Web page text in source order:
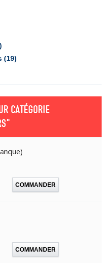
(19)
CATÉGORIE
COMMANDER
COMMANDER